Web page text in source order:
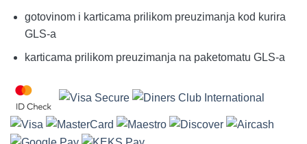
gotovinom i karticama prilikom preuzimanja kod kurira
GLS-a
karticama prilikom preuzimanja na paketomatu GLS-a